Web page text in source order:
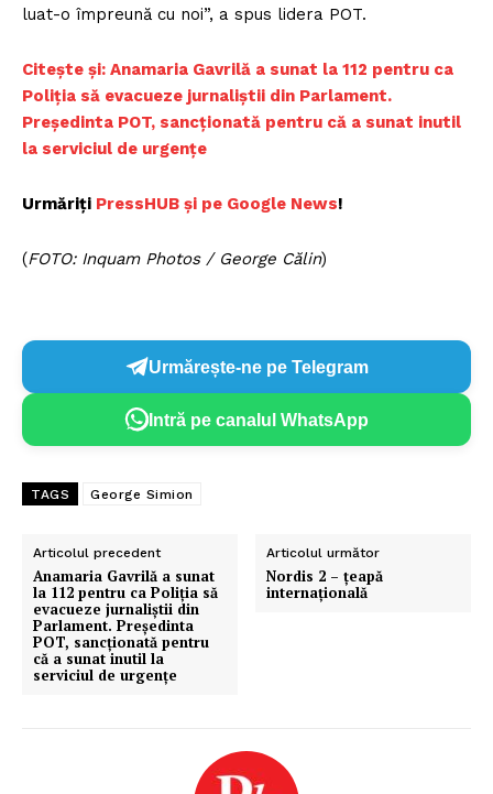
luat-o împreună cu noi”, a spus lidera POT.
Citește și: Anamaria Gavrilă a sunat la 112 pentru ca
Poliția să evacueze jurnaliștii din Parlament.
Președinta POT, sancționată pentru că a sunat inutil
la serviciul de urgențe
Urmăriți PressHUB și pe Google News!
(FOTO: Inquam Photos / George Călin)
Urmărește-ne pe Telegram
Intră pe canalul WhatsApp
TAGS George Simion
Articolul precedent
Anamaria Gavrilă a sunat
la 112 pentru ca Poliția să
evacueze jurnaliștii din
Parlament. Președinta
POT, sancționată pentru
că a sunat inutil la
serviciul de urgențe
Articolul următor
Nordis 2 – țeapă
internațională